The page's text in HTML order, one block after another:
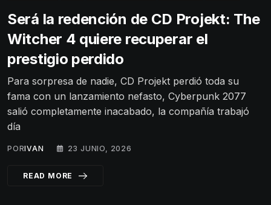
Será la redención de CD Projekt: The
Witcher 4 quiere recuperar el
prestigio perdido
Para sorpresa de nadie, CD Projekt perdió toda su
fama con un lanzamiento nefasto, Cyberpunk 2077
salió completamente inacabado, la compañía trabajó
día
PORIVAN 23 JUNIO, 2026
READ MORE